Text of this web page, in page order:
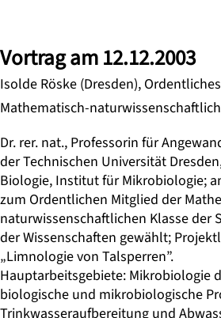
Vortrag am 12.12.2003
Isolde Röske (Dresden),
Mathematisch-
Dr. rer. nat., Professorin für
der Technischen Universität
Biologie, Institut für Mikrobiologie;
zum Ordentlichen Mitglied der
naturwissenschaftlichen Klasse der
der Wissenschaften gewählt;
„Limnologie von Talsperren”.
Hauptarbeitsgebiete: Mikrobiologie
biologische und mikrobiologische
Trinkwasseraufbereitung und